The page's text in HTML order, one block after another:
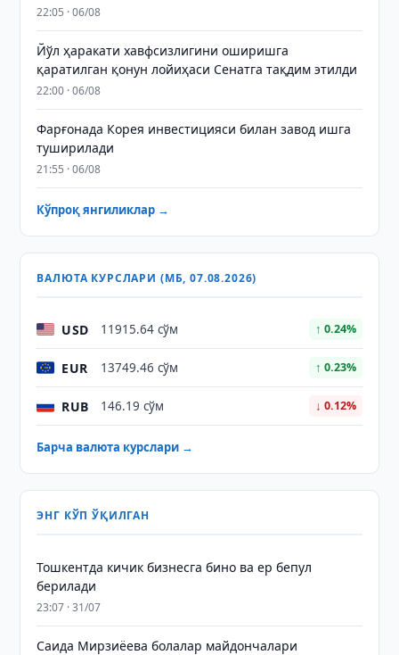
22:05 · 06/08
Йўл ҳаракати хавфсизлигини оширишга
қаратилган қонун лойиҳаси Сенатга тақдим этилди
22:00 · 06/08
Фарғонада Корея инвестицияси билан завод ишга
туширилади
21:55 · 06/08
Кўпроқ янгиликлар →
ВАЛЮТА КУРСЛАРИ (МБ, 07.08.2026)
USD 11915.64 сўм ↑ 0.24%
EUR 13749.46 сўм ↑ 0.23%
RUB 146.19 сўм ↓ 0.12%
Барча валюта курслари →
ЭНГ КЎП ЎҚИЛГАН
Тошкентда кичик бизнесга бино ва ер бепул
берилади
23:07 · 31/07
Саида Мирзиёева болалар майдончалари